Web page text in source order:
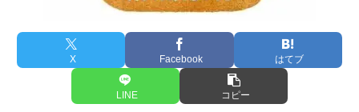
X Facebook はてブ
LINE コピー